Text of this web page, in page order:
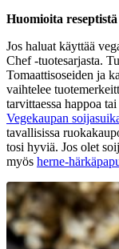
Huomioita reseptistä
Jos haluat käyttää
Chef -tuotesarjasta.
Tomaattisoseiden ja
vaihtelee
tarvittaessa happoa
Vegekaupan
tavallisissa
tosi hyviä. Jos olet
myös herne-